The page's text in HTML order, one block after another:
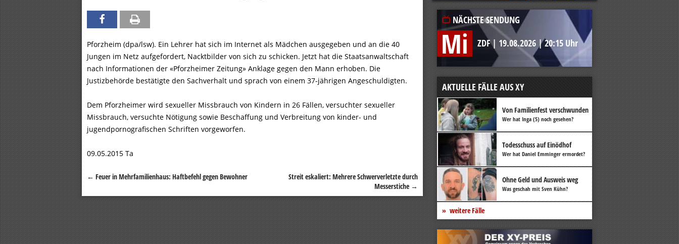
Pforzheim (dpa/lsw). Ein Lehrer hat sich im Internet als Mädchen ausgegeben und an die 40
Jungen im Netz aufgefordert, Nacktbilder von sich zu schicken. Jetzt hat die Staatsanwaltschaft
nach Informationen der «Pforzheimer Zeitung» Anklage gegen den Mann erhoben. Die
Justizbehörde bestätigte den Sachverhalt und sprach von einem 37-jährigen Angeschuldigten.
Dem Pforzheimer wird sexueller Missbrauch von Kindern in 26 Fällen, versuchter sexueller
Missbrauch, versuchte Nötigung sowie Beschaffung und Verbreitung von kinder- und
jugendpornografischen Schriften vorgeworfen.
09.05.2015 Ta
Beitragsnavigation
← Feuer in Mehrfamilienhaus: Haftbefehl gegen Bewohner
Streit eskaliert: Mehrere Schwerverletzte durch
Messerstiche →
NÄCHSTE SENDUNG
Mi ZDF| 19.08.2026 |20:15 Uhr
AKTUELLE FÄLLE AUS XY
Von Familienfest verschwunden
Wer hat Inga (5) noch gesehen?
Todesschuss auf Einödhof
Wer hat Daniel Emminger ermordet?
Ohne Geld und Ausweis weg
Was geschah mit Sven Kühn?
weitere Fälle